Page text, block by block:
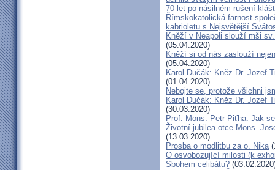
70 let po násilném rušení
Římskokatolická farnost
kabrioletu s Nejsvětější
Kněží v Neapoli slouží mši
(05.04.2020)
Kněží si od nás zaslouží
(05.04.2020)
Karol Dučák: Kněz Dr. Jozef
(01.04.2020)
Nebojte se, protože všichni
Karol Dučák: Kněz Dr. Jozef
(30.03.2020)
Prof. Mons. Petr Piťha: Jak
Životní jubilea otce Mons.
(13.03.2020)
Prosba o modlitbu za o. Nika
O osvobozující milosti (k
Sbohem celibátu?